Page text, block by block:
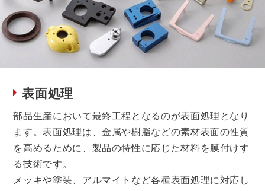
表面処理
部品生産において最終工程となるのが表面処理となり
ます。表面処理は、金属や樹脂などの素材表面の性質
を高めるために、製品の特性に応じた材料を膜付けす
る技術です。
メッキや塗装、アルマイトなど各種表面処理に対応し